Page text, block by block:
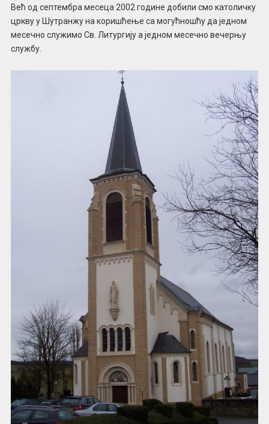
Већ од септембра месеца 2002 године добили смо католичку
цркву у Шутранжу на коришћење са могућношћу да једном
месечно служимо Св. Литургију а једном месечно вечерњу
службу.